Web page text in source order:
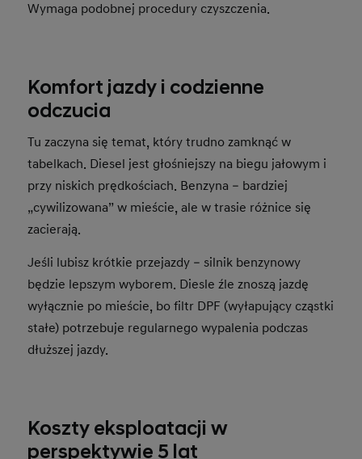
Wymaga podobnej procedury czyszczenia.
Komfort jazdy i codzienne
odczucia
Tu zaczyna się temat, który trudno zamknąć w
tabelkach. Diesel jest głośniejszy na biegu jałowym i
przy niskich prędkościach. Benzyna – bardziej
„cywilizowana” w mieście, ale w trasie różnice się
zacierają.
Jeśli lubisz krótkie przejazdy – silnik benzynowy
będzie lepszym wyborem. Diesle źle znoszą jazdę
wyłącznie po mieście, bo filtr DPF (wyłapujący cząstki
stałe) potrzebuje regularnego wypalenia podczas
dłuższej jazdy.
Koszty eksploatacji w
perspektywie 5 lat